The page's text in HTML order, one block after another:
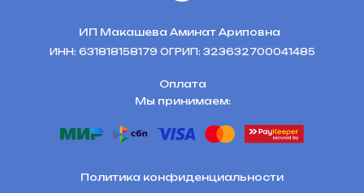
Политика конфиденциальности
ИП Макашева Аминат Ариповна
ИНН: 631818158179 ОГРИП: 323632700041485
Оплата
Мы принимаем: